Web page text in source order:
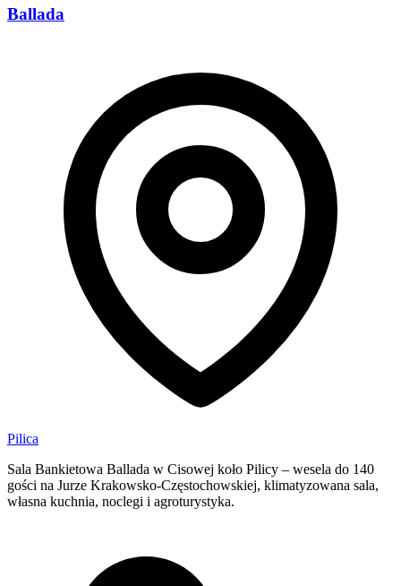
Ballada
Pilica
Sala Bankietowa Ballada w Cisowej koło Pilicy – wesela do 140
gości na Jurze Krakowsko-Częstochowskiej, klimatyzowana sala,
własna kuchnia, noclegi i agroturystyka.